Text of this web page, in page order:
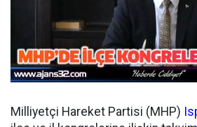
Milliyetçi Hareket Partisi (MHP)